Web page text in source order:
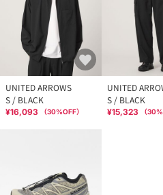
UNITED ARROWS
S / BLACK
¥16,093 （30%OFF）
UNITED
S / BLACK
¥15,323 （30